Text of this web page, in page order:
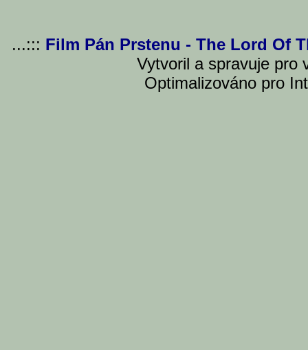
...::: Film Pán Prstenu - The Lord Of
Vytvoril a spravuje pro
Optimalizováno pro